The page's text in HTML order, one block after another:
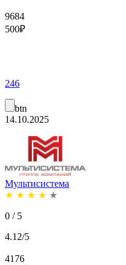
9684
500₽
246
btn
14.10.2025
Мультисистема
★ ★ ★ ★ ★
0 / 5
4.12/5
4176